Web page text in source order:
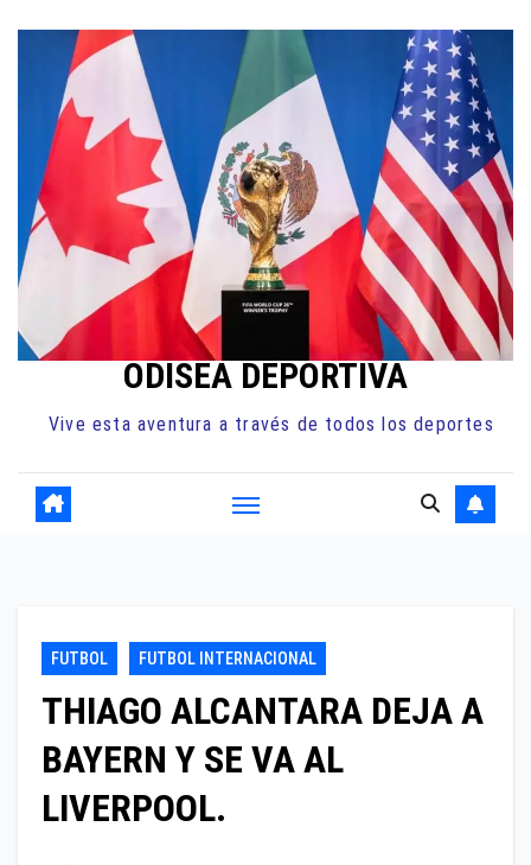
contenido
ODISEA DEPORTIVA
Vive esta aventura a través de todos los deportes
FUTBOL FUTBOL INTERNACIONAL
THIAGO ALCANTARA DEJA A
BAYERN Y SE VA AL
LIVERPOOL.